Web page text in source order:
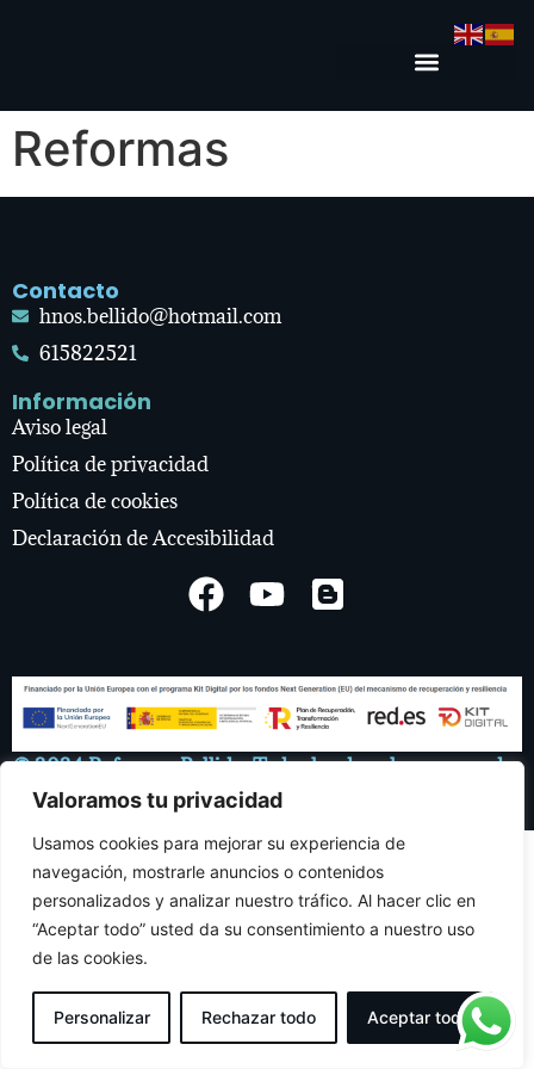
Valoramos tu privacidad
Usamos cookies para mejorar su experiencia de
navegación, mostrarle anuncios o contenidos
personalizados y analizar nuestro tráfico. Al hacer clic en
“Aceptar todo” usted da su consentimiento a nuestro uso
de las cookies.
Personalizar Rechazar todo Aceptar todo
Reformas
Contacto
hnos.bellido@hotmail.com
615822521
Información
Aviso legal
Política de privacidad
Política de cookies
Declaración de Accesibilidad
© 2024 Reformas Bellido. Todos los derechos reservados